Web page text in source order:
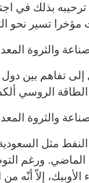
بذلك في
تسير نحو
والثروة
إلى تفاهم بين
الروسي
والثروة
مثل
ورغم
إلاّ أنّه